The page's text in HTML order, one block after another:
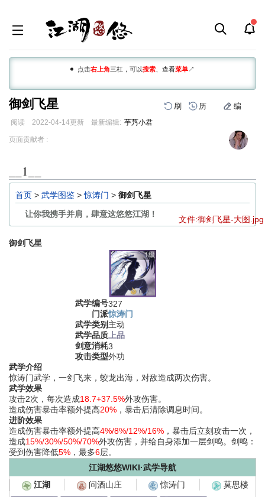
点击右上角三杠，可以搜索 、查看菜单↗
御剑飞星 刷 历 编
阅读 2022-04-14更新 最新编辑: 芋艿小君
跳
跳
页面贡献者 :
__1__
首页 > 武学图鉴 >惊涛门 > 御剑飞星
让你我携手并肩，肆意这悠悠江湖！
御剑飞星
文件:御剑飞星-大图.jpg
武学编号327
门派惊涛门
武学类别 主动
武学品质 上品
剑意消耗3
攻击类型外功
武学介绍
惊涛门武学，一剑飞来，蛟龙出海，对敌造成两次伤害。
武学效果
攻击2次，每次造成18.7+37.5%外攻伤害。
造成伤害暴击率额外提高20% ，暴击后清除调息时间。
进阶效果
造成伤害暴击率额外提高4%/8%/12%/16% ，暴击后立刻攻击一次，
造成15%/30%/50%/70%外攻伤害，并给自身添加一层剑鸣。剑鸣：
受到伤害降低5% ，最多6层。
江湖悠悠WIKI·武学导航
江湖 问酒山庄 惊涛门 莫思楼